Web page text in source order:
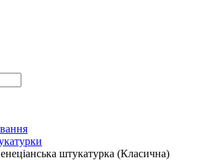
штукатурка (Класична)